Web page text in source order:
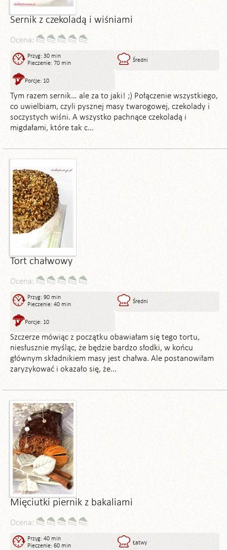
Sernik z czekoladą i wiśniami
Ocena:
Przyg: 30 min
Pieczenie: 70 min
Średni
Porcje: 10
Tym razem sernik… ale za to jaki! ;) Połączenie wszystkiego,
co uwielbiam, czyli pysznej masy twarogowej, czekolady i
soczystych wiśni. A wszystko pachnące czekoladą i
migdałami, które tak c...
Tort chałwowy
Ocena:
Przyg: 90 min
Pieczenie: 40 min
Średni
Porcje: 10
Szczerze mówiąc z początku obawiałam się tego tortu,
niesłusznie myśląc, że będzie bardzo słodki, w końcu
głównym składnikiem masy jest chałwa. Ale postanowiłam
zaryzykować i okazało się, że...
Mięciutki piernik z bakaliami
Ocena:
Przyg: 40 min
Pieczenie: 60 min
Łatwy